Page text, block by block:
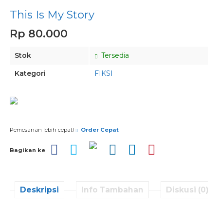
This Is My Story
Rp 80.000
Stok Tersedia
Kategori FIKSI
Pemesanan lebih cepat! Order Cepat
Bagikan ke
Deskripsi Info Tambahan Diskusi (0)